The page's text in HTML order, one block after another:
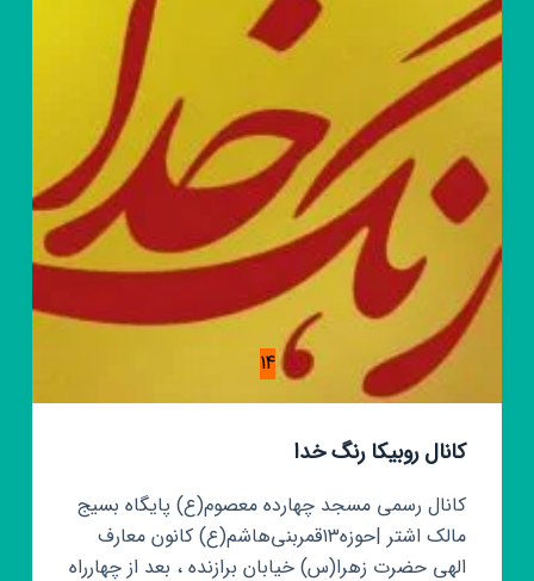
14
کانال روبیکا رنگ خدا
کانال رسمی مسجد چهارده معصوم(ع) پایگاه بسیج
مالک اشتر |حوزه۱۳قمربنی‌هاشم‌(ع) کانون معارف
الهی حضرت زهرا(س) خیابان برازنده ، بعد از چهارراه